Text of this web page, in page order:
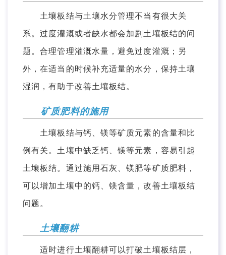
土壤板结与土壤水分管理不当有很大关
系。过度灌溉或者缺水都会加剧土壤板结的问
题。合理管理灌溉水量，避免过度灌溉；另
外，在适当的时候补充适量的水分，保持土壤
湿润，有助于改善土壤板结。
矿质肥料的施用
土壤板结与钙、镁等矿质元素的含量和比
例有关。土壤中缺乏钙、镁等元素，容易引起
土壤板结。通过施用石灰、镁肥等矿质肥料，
可以增加土壤中的钙、镁含量，改善土壤板结
问题。
土壤翻耕
适时进行土壤翻耕可以打破土壤板结层，